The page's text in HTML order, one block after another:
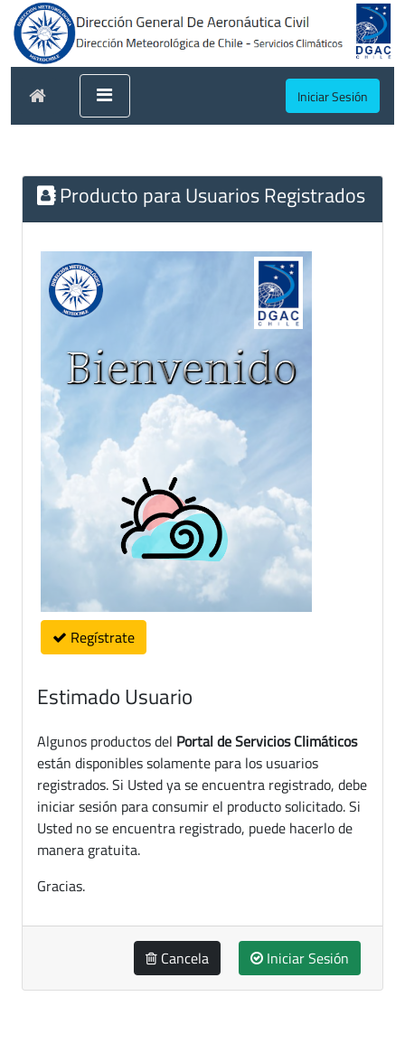
Iniciar Sesión
Producto para Usuarios Registrados
Regístrate
Estimado Usuario
Algunos productos del Portal de Servicios Climáticos
están disponibles solamente para los usuarios
registrados. Si Usted ya se encuentra registrado, debe
iniciar sesión para consumir el producto solicitado. Si
Usted no se encuentra registrado, puede hacerlo de
manera gratuita.
Gracias.
Cancela Iniciar Sesión